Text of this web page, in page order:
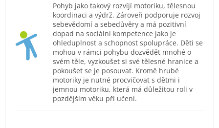
Pohyb jako takový rozvíjí motoriku, tělesnou
koordinaci a výdrž. Zároveň podporuje rozvoj
sebevědomí a sebedůvěry a má pozitivní
dopad na sociální kompetence jako je
ohleduplnost a schopnost spolupráce. Děti se
mohou v rámci pohybu dozvědět mnohé o
svém těle, vyzkoušet si své tělesné hranice a
pokoušet se je posouvat. Kromě hrubé
motoriky je nutné procvičovat s dětmi i
jemnou motoriku, která má důležitou roli v
pozdějším věku při učení.